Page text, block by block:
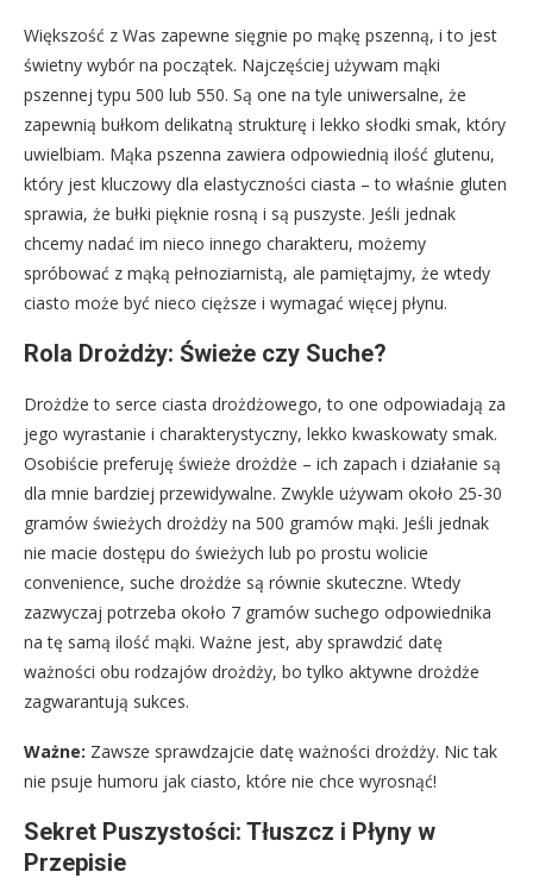
Większość z Was zapewne sięgnie po mąkę pszenną, i to jest
świetny wybór na początek. Najczęściej używam mąki
pszennej typu 500 lub 550. Są one na tyle uniwersalne, że
zapewnią bułkom delikatną strukturę i lekko słodki smak, który
uwielbiam. Mąka pszenna zawiera odpowiednią ilość glutenu,
który jest kluczowy dla elastyczności ciasta – to właśnie gluten
sprawia, że bułki pięknie rosną i są puszyste. Jeśli jednak
chcemy nadać im nieco innego charakteru, możemy
spróbować z mąką pełnoziarnistą, ale pamiętajmy, że wtedy
ciasto może być nieco cięższe i wymagać więcej płynu.
Rola Drożdży: Świeże czy Suche?
Drożdże to serce ciasta drożdżowego, to one odpowiadają za
jego wyrastanie i charakterystyczny, lekko kwaskowaty smak.
Osobiście preferuję świeże drożdże – ich zapach i działanie są
dla mnie bardziej przewidywalne. Zwykle używam około 25-30
gramów świeżych drożdży na 500 gramów mąki. Jeśli jednak
nie macie dostępu do świeżych lub po prostu wolicie
convenience, suche drożdże są równie skuteczne. Wtedy
zazwyczaj potrzeba około 7 gramów suchego odpowiednika
na tę samą ilość mąki. Ważne jest, aby sprawdzić datę
ważności obu rodzajów drożdży, bo tylko aktywne drożdże
zagwarantują sukces.
Ważne: Zawsze sprawdzajcie datę ważności drożdży. Nic tak
nie psuje humoru jak ciasto, które nie chce wyrosnąć!
Sekret Puszystości: Tłuszcz i Płyny w
Przepisie